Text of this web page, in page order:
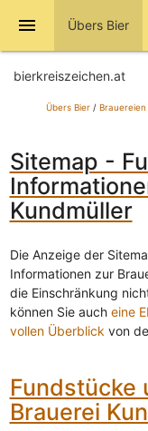
menu Übers Bier
bierkreiszeichen.at
Übers Bier/ Brauereien
Sitemap -
Kundmüller
Die Anzeige der
Informationen zur
die Einschränkung
können Sie auch eine
vollen Überblick von
Fundstücke
Brauerei